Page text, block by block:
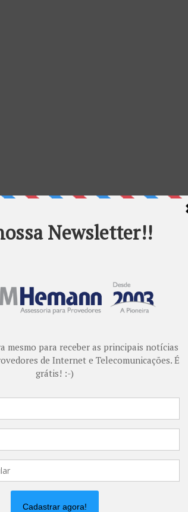
uma lista com deveres que os
hoje um texto pioneiro no mundo ao
A lei teve apoio por meio de audiências
como o Twitter e o portal e-Democracia da